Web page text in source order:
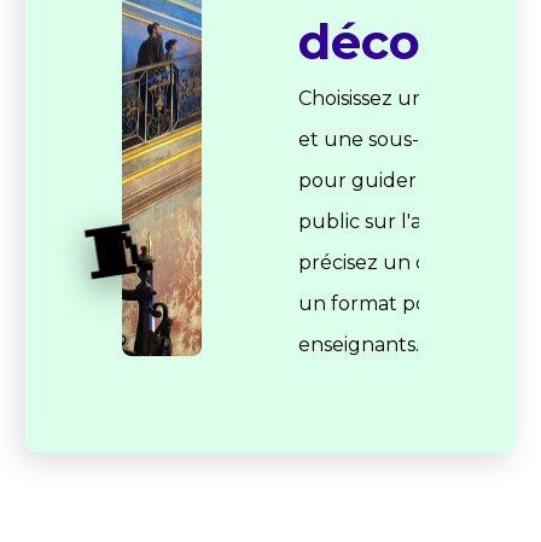
🧵
Choisissez une catégorie
et une sous-catégorie
pour guider le grand
public sur l'application ;
précisez un domaine et
un format pour les
enseignants.